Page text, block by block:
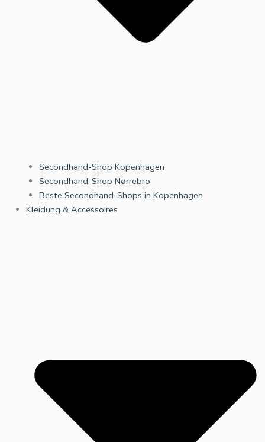
Secondhand-Shop Kopenhagen
Secondhand-Shop Nørrebro
Beste Secondhand-Shops in Kopenhagen
Kleidung & Accessoires